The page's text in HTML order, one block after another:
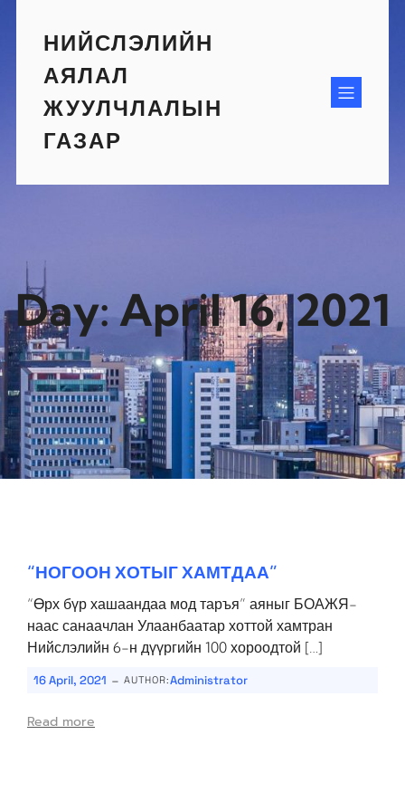
contentНИЙСЛЭЛИЙН
АЯЛАЛ
ЖУУЛЧЛАЛЫН
ГАЗАР
Day:April 16, 2021
“НОГООН ХОТЫГ ХАМТДАА”
“Өрх бүр хашаандаа мод таръя” аяныг БОАЖЯ-
наас санаачлан Улаанбаатар хоттой хамтран
Нийслэлийн 6-н дүүргийн 100 хороодтой […]
16 April, 2021 - AUTHOR:Administrator
Read more